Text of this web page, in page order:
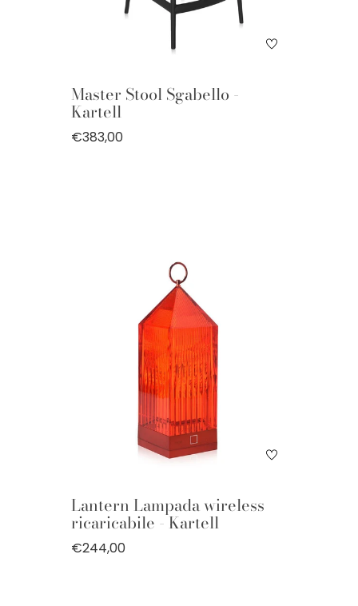
Master Stool Sgabello -
Kartell
€383,00
Lantern Lampada wireless
ricaricabile - Kartell
€244,00